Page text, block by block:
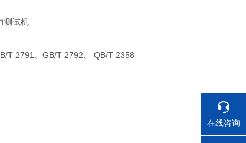
T 2791、GB/T 2792、 QB/T 2358
在线咨询